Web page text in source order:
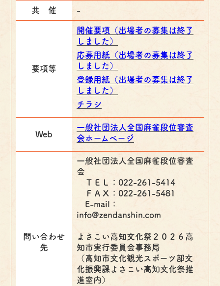
共 催 -
要項等
開催要項（出場者の募集は終了
しました）
応募用紙（出場者の募集は終了
しました）
登録用紙（出場者の募集は終了
しました）
チラシ
Web
一般社団法人全国麻雀段位審査
会ホームページ
問い合わせ
先
一般社団法人全国麻雀段位審査
会
ＴＥＬ：022-261-5414
ＦＡＸ：022-261-5481
E-mail：
info@zendanshin.com
よさこい高知文化祭２０２６高
知市実行委員会事務局
（高知市文化観光スポーツ部文
化振興課よさこい高知文化祭推
進室内）